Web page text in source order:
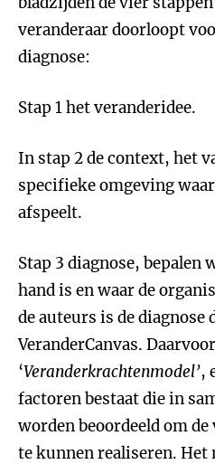
veranderaar doorloopt
diagnose:
Stap 1 het veranderidee.
In stap 2 de context, het
specifieke omgeving
afspeelt.
Stap 3 diagnose, bepalen
hand is en waar de
de auteurs is de diagnose
VeranderCanvas.
‘Veranderkrachtenmodel’,
factoren bestaat die in
worden beoordeeld om
te kunnen realiseren. Het